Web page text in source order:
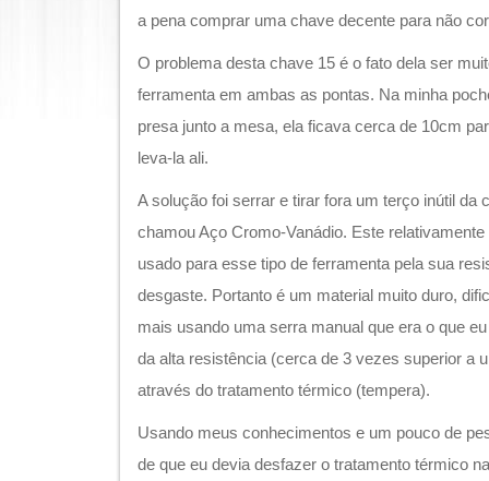
a pena comprar uma chave decente para não
O problema desta chave 15 é o fato dela ser
ferramenta em ambas as pontas. Na minha
presa junto a mesa, ela ficava cerca de 10cm
leva-la ali.
A solução foi serrar e tirar fora um terço inútil da
chamou Aço Cromo-Vanádio. Este
usado para esse tipo de ferramenta pela sua
desgaste. Portanto é um material muito duro,
mais usando uma serra manual que era o que
da alta resistência (cerca de 3 vezes superior a
através do tratamento térmico (tempera).
Usando meus conhecimentos e um pouco de
de que eu devia desfazer o tratamento térmico